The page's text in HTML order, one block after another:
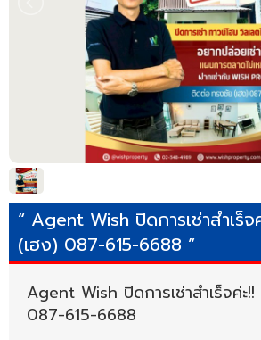
“ Agent Wish ปิดการเช่าสำเร็
(เฮง) 087-615-6688 ”
Agent Wish ปิดการเช่าสำเร็จค่
087-615-6688